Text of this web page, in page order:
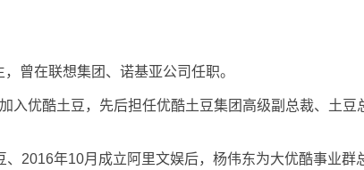
在联想集团、诺基亚公司任职。
优酷土豆，先后担任优酷土豆集团高级副总裁、土豆
2016年10月成立阿里文娱后，杨伟东为大优酷事业群